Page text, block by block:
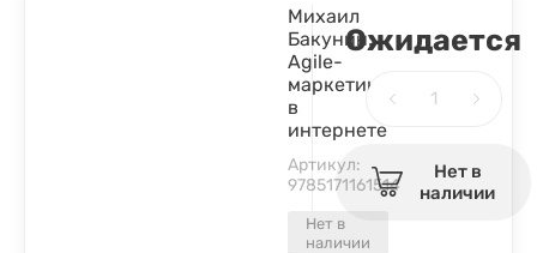
Нет в
наличии
Михаил
Бакунин:
Agile-
маркетинг
в
интернете
Артикул:
9785171161514
Ожидается
Нет в
наличии